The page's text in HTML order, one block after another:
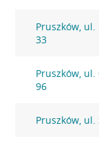
Pruszków,
33
Pruszków, ul.
96
Pruszków,